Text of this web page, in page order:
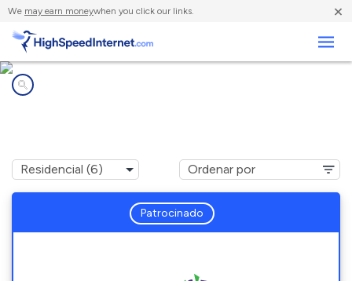
We may earn moneywhen you click our links. ×
Patrocinado